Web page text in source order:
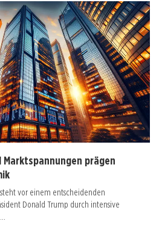
prägen
vor einem entscheidenden
Donald Trump durch intensive